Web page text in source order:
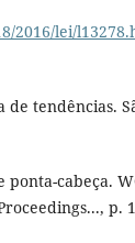
2016/lei/
de tendências.
ponta-cabeça.
p.